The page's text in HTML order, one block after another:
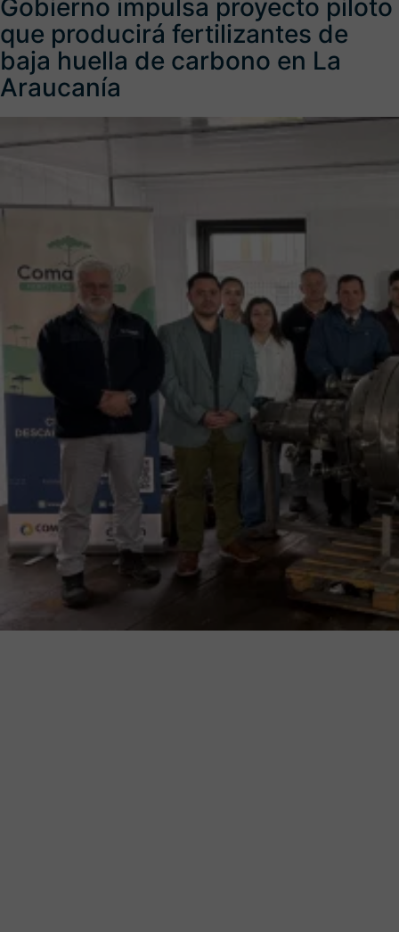
Gobierno impulsa proyecto piloto
que producirá fertilizantes de
baja huella de carbono en La
Araucanía